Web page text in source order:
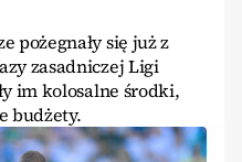
pożegnały się już z
zasadniczej Ligi
im kolosalne środki,
budżety.